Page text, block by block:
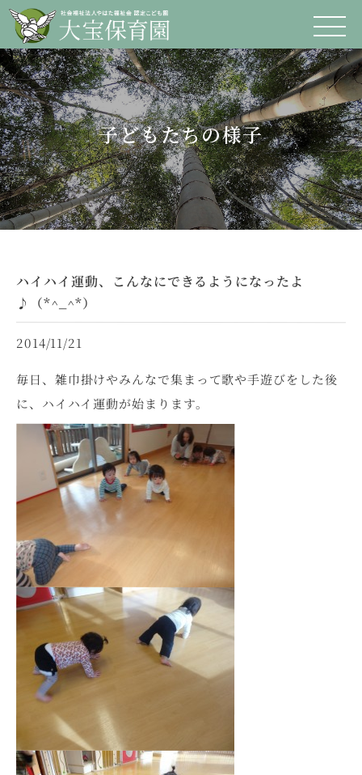
子どもたちの様子
ハイハイ運動、こんなにできるようになったよ
♪（*^_^*）
2014/11/21
毎日、雑巾掛けやみんなで集まって歌や手遊びをした後
に、ハイハイ運動が始まります。